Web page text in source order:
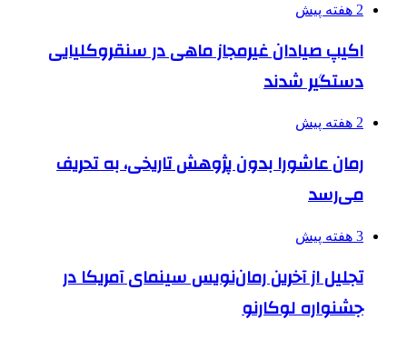
2 هفته پیش
اکیپ صیادان غیرمجاز ماهی در سنقروکلیایی
دستگیر شدند
2 هفته پیش
رمان عاشورا بدون پژوهش تاریخی، به تحریف
می‌رسد
3 هفته پیش
تجلیل از آخرین رمان‌نویس سینمای آمریکا در
جشنواره لوکارنو